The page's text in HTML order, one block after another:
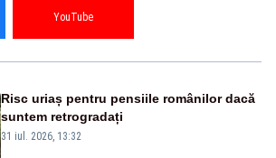
YouTube
Risc uriaș pentru pensiile românilor dacă
suntem retrogradați
31 iul. 2026, 13:32